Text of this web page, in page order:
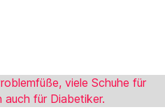
viele Schuhe für
auch für Diabetiker.